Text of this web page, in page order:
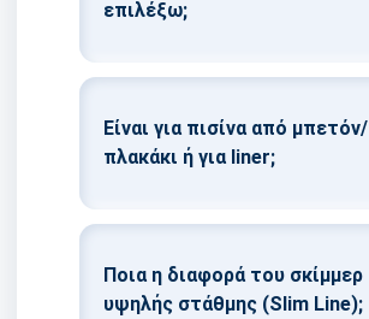
επιλέξω;
Είναι για πισίνα από μπετόν/
πλακάκι ή για liner;
Ποια η διαφορά του σκίμμερ
υψηλής στάθμης (Slim Line);